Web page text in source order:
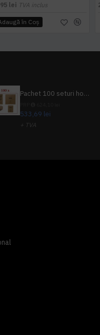
lei TVA inclus
în Coş
Pachet 100 seturi hoteliere, set dentar, set barbierit, casca de dus, pila unghii, set cusut
533,69 lei
+ TVA